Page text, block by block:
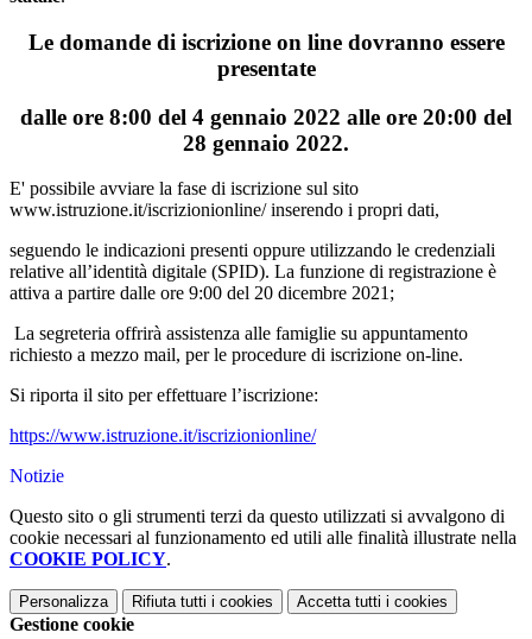
Le domande di iscrizione on line dovranno essere
presentate
dalle ore 8:00 del 4 gennaio 2022 alle ore 20:00 del
28 gennaio 2022.
E' possibile avviare la fase di iscrizione sul sito
www.istruzione.it/iscrizionionline/ inserendo i propri dati,
seguendo le indicazioni presenti oppure utilizzando le credenziali
relative all’identità digitale (SPID). La funzione di registrazione è
attiva a partire dalle ore 9:00 del 20 dicembre 2021;
La segreteria offrirà assistenza alle famiglie su appuntamento
richiesto a mezzo mail, per le procedure di iscrizione on-line.
Si riporta il sito per effettuare l’iscrizione:
https://www.istruzione.it/iscrizionionline/
Notizie
Questo sito o gli strumenti terzi da questo utilizzati si avvalgono di
cookie necessari al funzionamento ed utili alle finalità illustrate nella
COOKIE POLICY.
Personalizza Rifiuta tutti i cookies Accetta tutti i cookies
Gestione cookie